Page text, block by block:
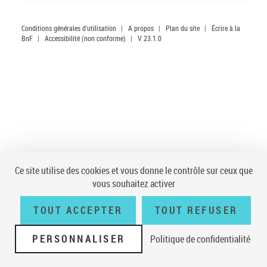
Conditions générales d'utilisation | A propos | Plan du site |
Écrire à la
BnF | Accessibilité (non conforme) | V 23.1.0
Ce site utilise des cookies et vous donne le contrôle sur ceux que
vous souhaitez activer
TOUT ACCEPTER TOUT REFUSER
PERSONNALISER Politique de confidentialité